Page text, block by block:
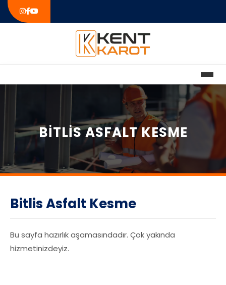
BITLIS ASFALT KESME
Bitlis Asfalt Kesme
Bu sayfa hazırlık aşamasındadır. Çok yakında
hizmetinizdeyiz.